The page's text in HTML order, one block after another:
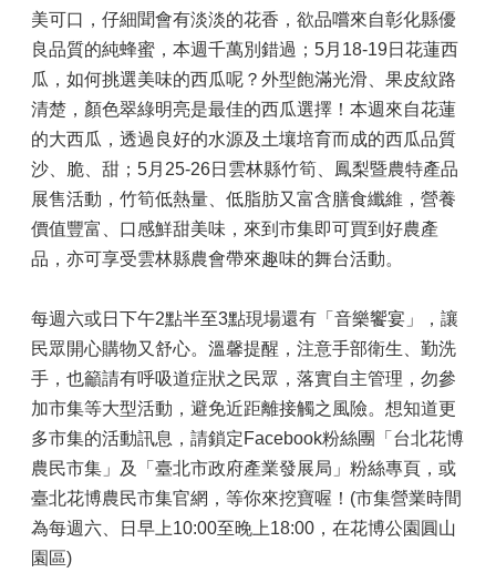
美可口，仔細聞會有淡淡的花香，欲品嚐來自彰化縣優
良品質的純蜂蜜，本週千萬別錯過；5月18-19日花蓮西
瓜，如何挑選美味的西瓜呢？外型飽滿光滑、果皮紋路
清楚，顏色翠綠明亮是最佳的西瓜選擇！本週來自花蓮
的大西瓜，透過良好的水源及土壤培育而成的西瓜品質
沙、脆、甜；5月25-26日雲林縣竹筍、鳳梨暨農特產品
展售活動，竹筍低熱量、低脂肪又富含膳食纖維，營養
價值豐富、口感鮮甜美味，來到市集即可買到好農產
品，亦可享受雲林縣農會帶來趣味的舞台活動。
每週六或日下午2點半至3點現場還有「音樂饗宴」，讓
民眾開心購物又舒心。溫馨提醒，注意手部衛生、勤洗
手，也籲請有呼吸道症狀之民眾，落實自主管理，勿參
加市集等大型活動，避免近距離接觸之風險。想知道更
多市集的活動訊息，請鎖定Facebook粉絲團「台北花博
農民市集」及「臺北市政府產業發展局」粉絲專頁，或
臺北花博農民市集官網，等你來挖寶喔！(市集營業時間
為每週六、日早上10:00至晚上18:00，在花博公園圓山
園區)